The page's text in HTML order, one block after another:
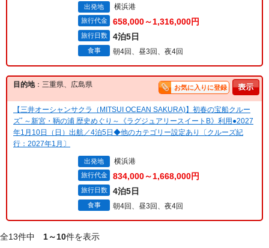
出発地 横浜港
旅行代金 658,000～1,316,000円
旅行日数 4泊5日
食事 朝4回、昼3回、夜4回
目的地：三重県、広島県 お気に入りに登録
【三井オーシャンサクラ（MITSUI OCEAN SAKURA)】初春の宝船クルー
ズﾞ～新宮・鞆の浦 歴史めぐり～《ラグジュアリースイートB》利用●2027
年1月10日（日）出航／4泊5日◆他のカテゴリー設定あり〔クルーズ紀
行：2027年1月〕
出発地 横浜港
旅行代金 834,000～1,668,000円
旅行日数 4泊5日
食事 朝4回、昼3回、夜4回
全13件中 1～10件を表示